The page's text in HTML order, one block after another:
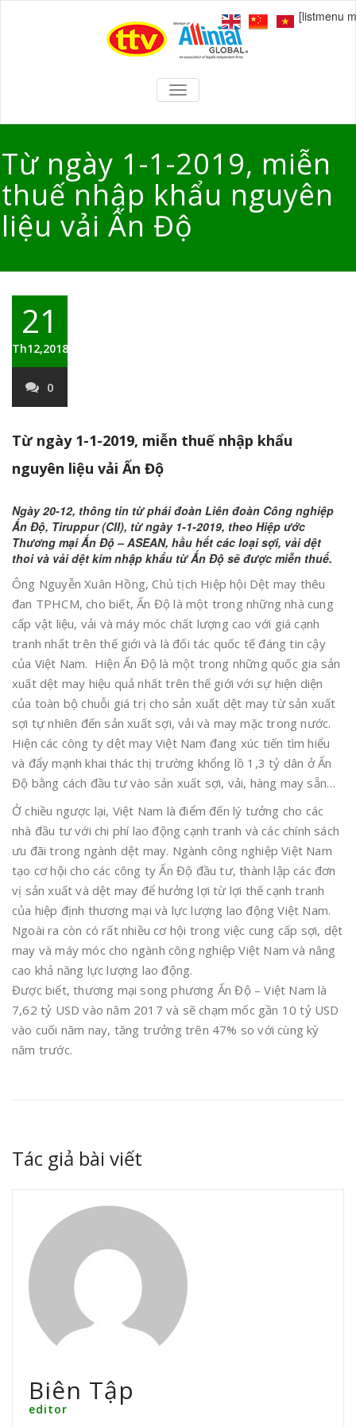
TOGGLE
NAVIGATION
Từ ngày 1-1-2019, miễn
thuế nhập khẩu nguyên
liệu vải Ấn Độ
21
Th12,2018
0
Từ ngày 1-1-2019, miễn thuế nhập khẩu
nguyên liệu vải Ấn Độ
Ngày 20-12, thông tin từ phái đoàn Liên đoàn Công nghiệp
Ấn Độ, Tiruppur (CII), từ ngày 1-1-2019, theo Hiệp ước
Thương mại Ấn Độ – ASEAN, hầu hết các loại sợi, vải dệt
thoi và vải dệt kim nhập khẩu từ Ấn Độ sẽ được miễn thuế.
Ông Nguyễn Xuân Hồng, Chủ tịch Hiệp hội Dệt may thêu
đan TPHCM, cho biết, Ấn Độ là một trong những nhà cung
cấp vật liệu, vải và máy móc chất lượng cao với giá cạnh
tranh nhất trên thế giới và là đối tác quốc tế đáng tin cậy
của Việt Nam. Hiện Ấn Độ là một trong những quốc gia sản
xuất dệt may hiệu quả nhất trên thế giới với sự hiện diện
của toàn bộ chuỗi giá trị cho sản xuất dệt may từ sản xuất
sợi tự nhiên đến sản xuất sợi, vải và may mặc trong nước.
Hiện các công ty dệt may Việt Nam đang xúc tiến tìm hiểu
và đẩy mạnh khai thác thị trường khổng lồ 1,3 tỷ dân ở Ấn
Độ bằng cách đầu tư vào sản xuất sợi, vải, hàng may sẵn…
Ở chiều ngược lại, Việt Nam là điểm đến lý tưởng cho các
nhà đầu tư với chi phí lao động cạnh tranh và các chính sách
ưu đãi trong ngành dệt may. Ngành công nghiệp Việt Nam
tạo cơ hội cho các công ty Ấn Độ đầu tư, thành lập các đơn
vị sản xuất và dệt may để hưởng lợi từ lợi thế cạnh tranh
của hiệp định thương mại và lực lượng lao động Việt Nam.
Ngoài ra còn có rất nhiều cơ hội trong việc cung cấp sợi, dệt
may và máy móc cho ngành công nghiệp Việt Nam và nâng
cao khả năng lực lượng lao động.
Được biết, thương mại song phương Ấn Độ – Việt Nam là
7,62 tỷ USD vào năm 2017 và sẽ chạm mốc gần 10 tỷ USD
vào cuối năm nay, tăng trưởng trên 47% so với cùng kỳ
năm trước.
Tác giả bài viết
Biên Tập
editor
[listmenu